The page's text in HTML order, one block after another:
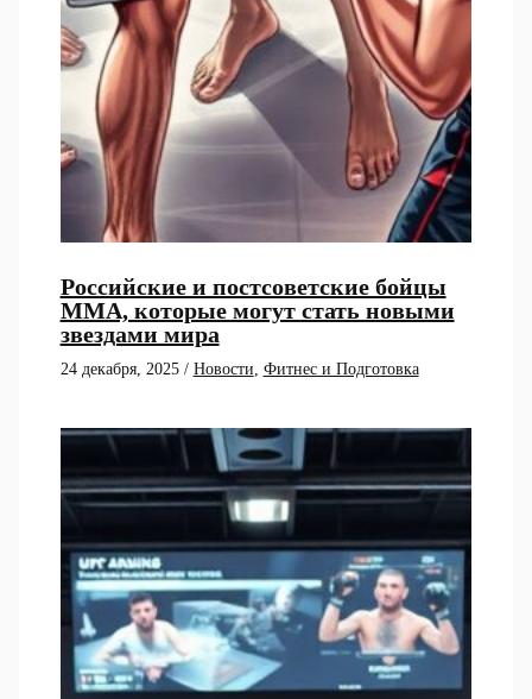
Российские и постсоветские бойцы
ММА, которые могут стать новыми
звездами мира
24 декабря, 2025 / Новости, Фитнес и Подготовка